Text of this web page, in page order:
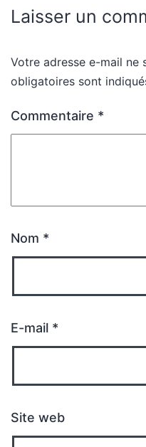
Laisser un
Votre adresse e-mail ne
obligatoires sont
Commentaire *
Nom *
E-mail *
Site web